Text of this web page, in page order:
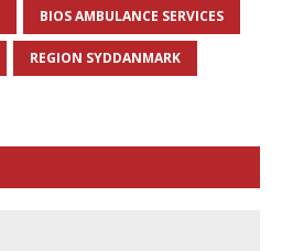
BIOS AMBULANCE SERVICES
REGION SYDDANMARK